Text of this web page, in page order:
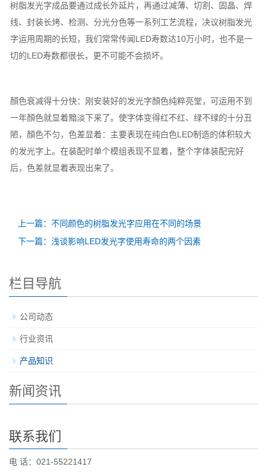
树脂发光字成品要通过成长外延片，再通过减薄、切割、固晶、焊
线、封装长烤、检测、分光分色等一系列工艺流程，决议树脂发光
字运用周期的长短，我们常常传闻LED寿数达10万小时，也不是一
切的LED寿数都很长，更不可能不会损坏。
顏色衰减得十分快：刚安装好的发光字顏色纯粹亮堂，可运用不到
一年顏色就显着黯淡下来了。使字体变得红不红、绿不绿的十分丑
陋，顏色不匀，色差显着：主要表现在纯白色LED制造的体积较大
的发光字上。在装配时单个模组表现不显着，整个字体装配完好
后，色差就显着表现出来了。
上一篇：不同颜色的树脂发光字应用在不同的场景
下一篇：浅谈影响LED发光字使用寿命的两个因素
栏目导航
公司动态
行业资讯
产品知识
新闻资讯
联系我们
电 话：021-55221417